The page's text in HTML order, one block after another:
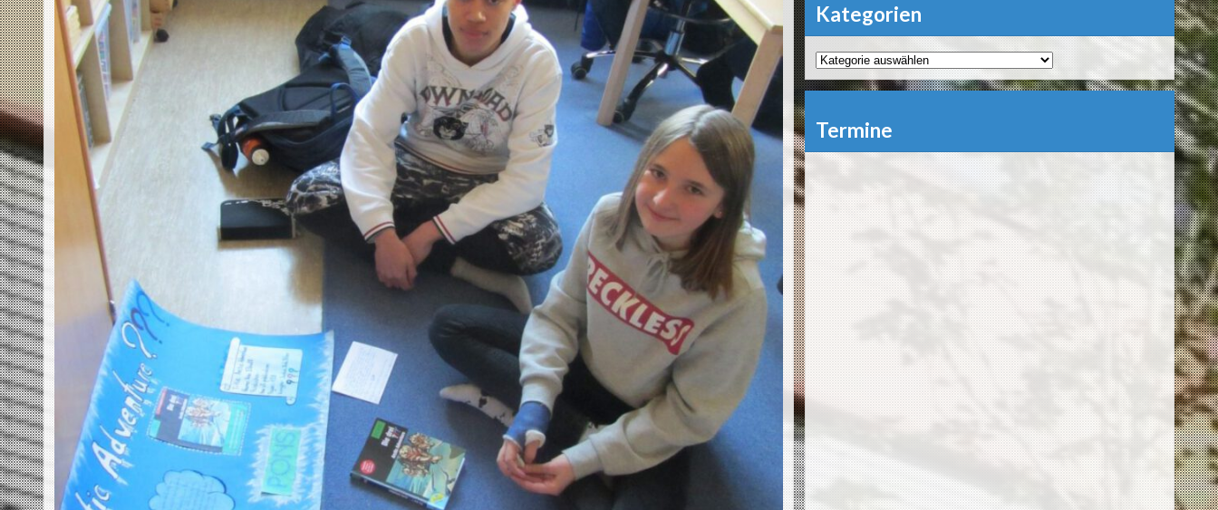
Kategorien
Kategorien
Termine